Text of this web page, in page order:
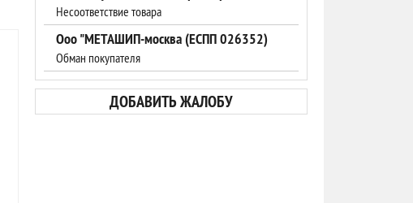
Несоответствие товара
Ооо "МЕТАШИП-москва (ЕСПП 026352)
Обман покупателя
ДОБАВИТЬ ЖАЛОБУ